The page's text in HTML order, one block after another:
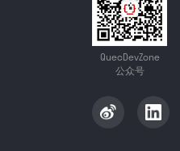
QuecDevZone
公众号